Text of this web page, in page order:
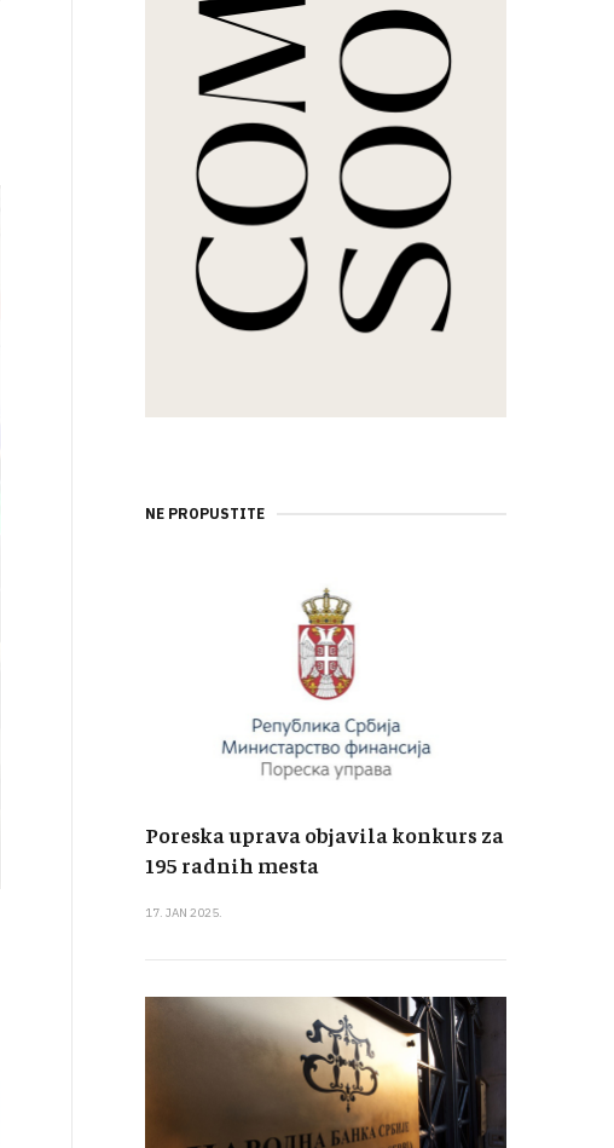
NE PROPUSTITE
Poreska uprava objavila konkurs za
195 radnih mesta
17. JAN 2025.